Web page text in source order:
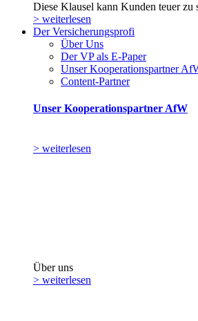
Diese Klausel kann Kunden teuer zu
> weiterlesen
Der Versicherungsprofi
Über Uns
Der VP als E-Paper
Unser Kooperationspartner
Content-Partner
Unser Kooperationspartner AfW
> weiterlesen
Über uns
> weiterlesen